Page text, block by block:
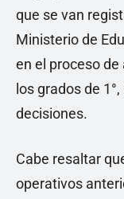
que se van
Ministerio de
en el proceso
los grados de
decisiones.
Cabe resaltar
operativos